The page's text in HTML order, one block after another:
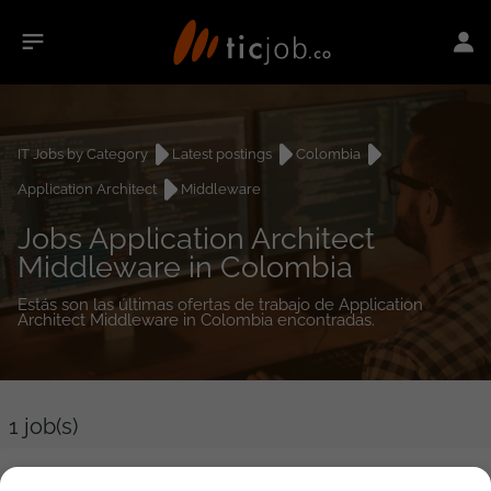
IT Jobs by Category Latest postings
Colombia
Application Architect
Middleware
Jobs Application Architect
Middleware in Colombia
Estás son las últimas ofertas de trabajo de Application
Architect Middleware in Colombia encontradas.
1 job(s)